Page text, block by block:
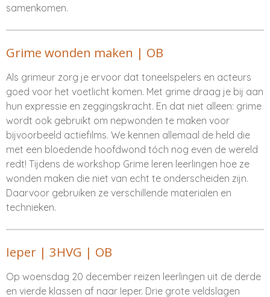
samenkomen.
Grime wonden maken | OB
Als grimeur zorg je ervoor dat toneelspelers en acteurs
goed voor het voetlicht komen. Met grime draag je bij aan
hun expressie en zeggingskracht. En dat niet alleen: grime
wordt ook gebruikt om nepwonden te maken voor
bijvoorbeeld actiefilms. We kennen allemaal de held die
met een bloedende hoofdwond tóch nog even de wereld
redt! Tijdens de workshop Grime leren leerlingen hoe ze
wonden maken die niet van echt te onderscheiden zijn.
Daarvoor gebruiken ze verschillende materialen en
technieken.
Ieper | 3HVG | OB
Op woensdag 20 december reizen leerlingen uit de derde
en vierde klassen af naar Ieper. Drie grote veldslagen